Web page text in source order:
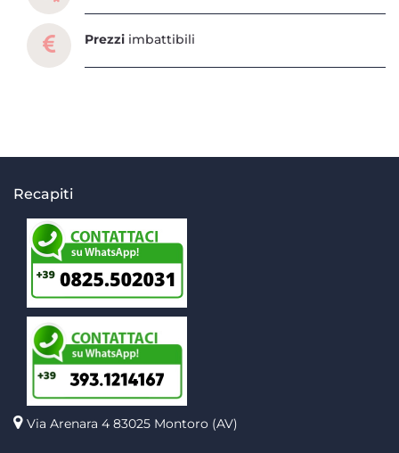
Prezzi imbattibili
Recapiti
Via Arenara 4 83025 Montoro (AV)